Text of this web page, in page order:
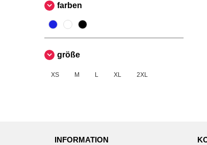
farben
größe
XS M L XL 2XL
INFORMATION